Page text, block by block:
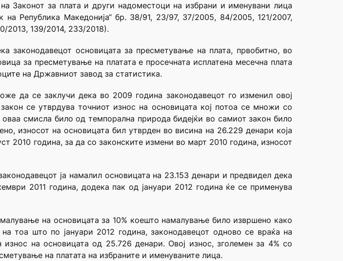
Законот за плата и други надоместоци на избрани и именувани лица
Република Македонија“ бр. 38/91, 23/97, 37/2005, 84/2005, 121/2007,
2013, 139/2014, 233/2018).
законодавецот основицата за пресметување на плата, првобитно, во
за пресметување на платата е просечната исплатена месечна плата
на Државниот завод за статистика.
да се заклучи дека во 2009 година законодавецот го изменил овој
се утврдува точниот износ на основицата кој потоа се множи со
смисла било од темпорална природа бидејќи во самиот закон било
износот на основицата бил утврден во висина на 26.229 денари која
2010 година, за да со законските измени во март 2010 година, износот
ја намалил основицата на 23.153 денари и предвидел дека
2011 година, додека пак од јануари 2012 година ќе се применува
на основицата за 10% коешто намалување било извршено како
тоа што по јануари 2012 година, законодавецот одново се враќа на
на основицата од 25.726 денари. Овој износ, зголемен за 4% со
на платата на избраните и именуваните лица.